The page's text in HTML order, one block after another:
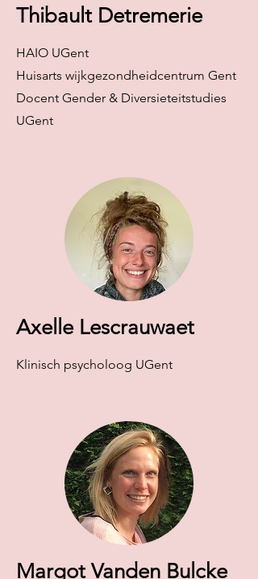
Thibault Detremerie
HAIO UGent
Huisarts wijkgezondheidcentrum Gent
Docent Gender & Diversieteitstudies
UGent
Axelle Lescrauwaet
Klinisch psycholoog UGent
Margot Vanden Bulcke